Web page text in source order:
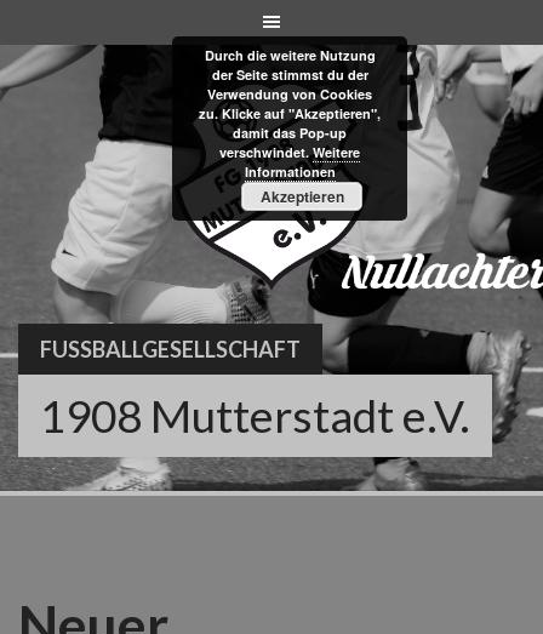
to
content
FUSSBALLGESELLSCHAFT
1908 Mutterstadt e.V.
Durch die weitere Nutzung
der Seite stimmst du der
Verwendung von Cookies
zu. Klicke auf "Akzeptieren",
damit das Pop-up
verschwindet.Weitere
Informationen
Akzeptieren